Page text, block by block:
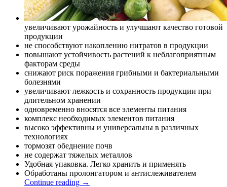
увеличивают урожайность и улучшают качество готовой
продукции
не способствуют накоплению нитратов в продукции
повышают устойчивость растений к неблагоприятным
факторам среды
снижают риск поражения грибными и бактериальными
болезнями
увеличивают лежкость и сохранность продукции при
длительном хранении
одновременно вносятся все элементы питания
комплекс необходимых элементов питания
высоко эффективны и универсальны в различных
технологиях
тормозят обеднение почв
не содержат тяжелых металлов
Удобная упаковка. Легко хранить и применять
Обработаны пролонгатором и антислеживателем
Continue reading →